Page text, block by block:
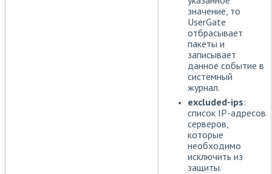
значение, то
UserGate
отбрасывает
пакеты и
записывает
данное событие в
системный
журнал.
excluded-ips:
список IP-адресов
серверов,
которые
необходимо
исключить из
защиты.